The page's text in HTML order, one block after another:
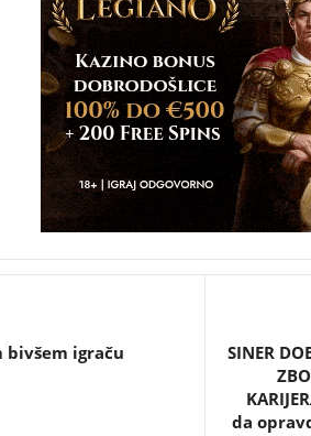
bivšem igraču
SINER
da